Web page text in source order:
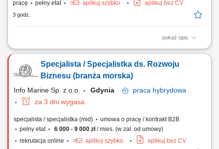
pracę
pełny etat aplikuj szybko aplikuj bez CV
3 godz.
pokaż opis
Zakres obowiązków: kompleksowe zarządzanie realizacją usług
codzienna obsługa współpracy, nadzór nad sprzętem oraz materiałami
wykorzystywanymi do realizacji usług, ścisła współpraca z działem
Specjalista / Specjalistka ds. Rozwoju
Biznesu (branża morska)
Info Marine Sp. z o.o. Gdynia praca hybrydowa
za 3 dni wygasa
specjalista / specjalistka (mid)
umowa o pracę / kontrakt B2B
pełny etat
6 000 - 9 000 zł/ mies. (w zal. od umowy)
rekrutacja online
aplikuj szybko aplikuj bez CV